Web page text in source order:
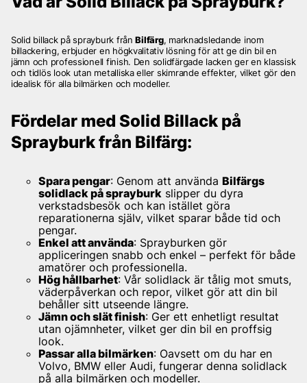
Solid billack på sprayburk frånBilfärg, marknadsledande inom
billackering, erbjuder en högkvalitativ lösning för att ge din bil en
jämn och professionell finish. Den solidfärgade lacken ger en klassisk
och tidlös look utan metalliska eller skimrande effekter, vilket gör den
idealisk för alla bilmärken och modeller.
Fördelar med Solid Billack på
Sprayburk från Bilfärg:
Spara pengar: Genom att använda Bilfärgs
solidlack på sprayburk slipper du dyra
verkstadsbesök och kan istället göra
reparationerna själv, vilket sparar både tid och
pengar.
Enkel att använda: Sprayburken gör
appliceringen snabb och enkel – perfekt för både
amatörer och professionella.
Hög hållbarhet: Vår solidlack är tålig mot smuts,
väderpåverkan och repor, vilket gör att din bil
behåller sitt utseende längre.
Jämn och slät finish: Ger ett enhetligt resultat
utan ojämnheter, vilket ger din bil en proffsig
look.
Passar alla bilmärken: Oavsett om du har en
Volvo, BMW eller Audi, fungerar denna solidlack
på alla bilmärken och modeller.